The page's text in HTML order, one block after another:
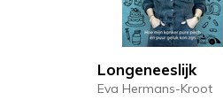
Longeneeslijk
Eva Hermans-Kroot